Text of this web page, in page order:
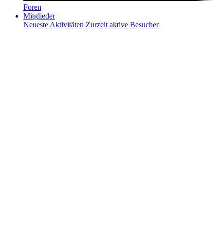
Foren
Mitglieder
Neueste Aktivitäten Zurzeit aktive Besucher